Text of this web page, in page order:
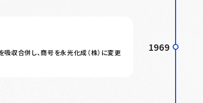
吸収合併し、商号を永光化成（株）に変更
1969